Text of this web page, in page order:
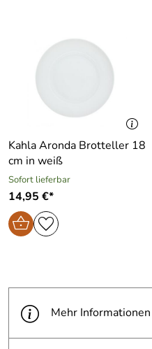
Kahla Aronda Brotteller 18
cm in weiß
Sofort lieferbar
14,95 €*
Mehr Informationen